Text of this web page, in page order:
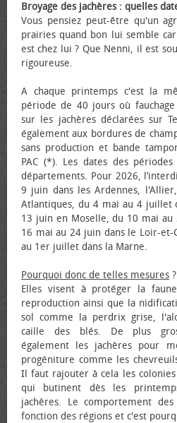
Broyage des jachères : quelles
Vous pensiez peut-être qu'un
prairies quand bon lui semble
est chez lui ? Que Nenni, il est
rigoureuse.
A chaque printemps c'est la
période de 40 jours où
sur les jachères déclarées sur
également aux bordures de
sans production et bande
PAC (*). Les dates des
départements. Pour 2026,
9 juin dans les Ardennes,
Atlantiques, du 4 mai au 4 juillet
13 juin en Moselle, du 10 mai au
16 mai au 24 juin dans le Loir-et-
au 1er juillet dans la Marne.
Pourquoi donc de telles mesures ?
Elles visent à protéger la
reproduction ainsi que la
sol comme la perdrix grise,
caille des blés. De plus
également les jachères pour
progéniture comme les
Il faut rajouter à cela les
qui butinent dès les
jachères. Le comportement
fonction des régions et c'est